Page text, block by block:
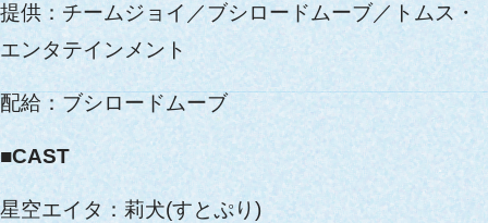
提供：チームジョイ／ブシロードムーブ／トムス・
エンタテインメント
配給：ブシロードムーブ
■CAST
星空エイタ：莉犬(すとぷり)